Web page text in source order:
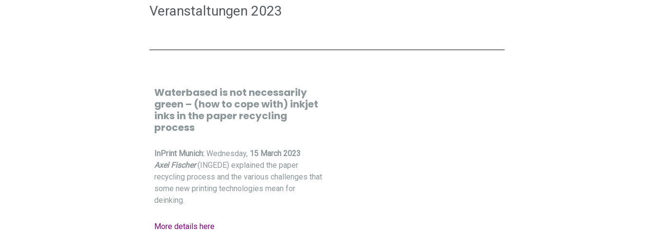
Veranstaltungen 2023
Waterbased is not necessarily
green – (how to cope with) inkjet
inks in the paper recycling
process
InPrint Munich: Wednesday, 15 March 2023
Axel Fischer(INGEDE) explained the paper
recycling process and the various challenges that
some new printing technologies mean for
deinking.
More details here